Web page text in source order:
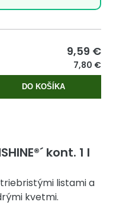
9,59 €
7,80 €
DO KOŠÍKA
kont. 1 l
listami a
kvetmi.